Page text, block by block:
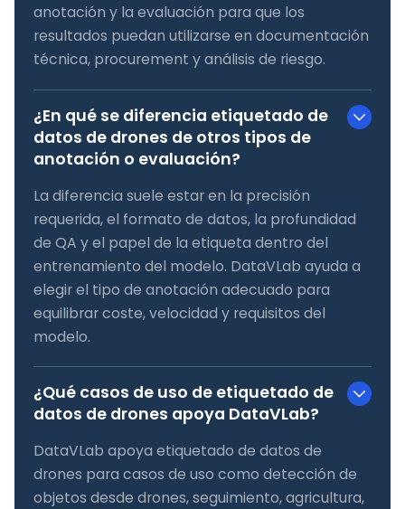
anotación y la evaluación para que los
resultados puedan utilizarse en documentación
técnica, procurement y análisis de riesgo.
¿En qué se diferencia etiquetado de
datos de drones de otros tipos de
anotación o evaluación?
La diferencia suele estar en la precisión
requerida, el formato de datos, la profundidad
de QA y el papel de la etiqueta dentro del
entrenamiento del modelo. DataVLab ayuda a
elegir el tipo de anotación adecuado para
equilibrar coste, velocidad y requisitos del
modelo.
¿Qué casos de uso de etiquetado de
datos de drones apoya DataVLab?
DataVLab apoya etiquetado de datos de
drones para casos de uso como detección de
objetos desde drones, seguimiento, agricultura,